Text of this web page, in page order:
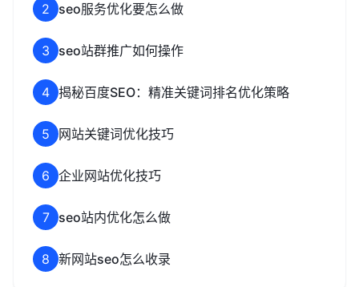
2 seo服务优化要怎么做
3 seo站群推广如何操作
4 揭秘百度SEO：精准关键词排名优化策略
5 网站关键词优化技巧
6 企业网站优化技巧
7 seo站内优化怎么做
8 新网站seo怎么收录